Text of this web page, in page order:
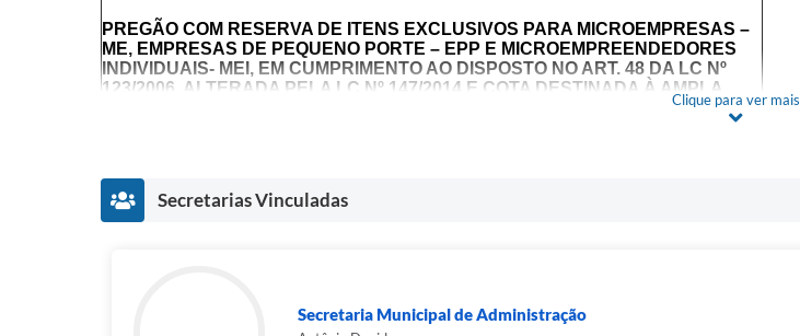
PREGÃO COM RESERVA DE ITENS EXCLUSIVOS PARA MICROEMPRESAS –
ME, EMPRESAS DE PEQUENO PORTE – EPP E MICROEMPREENDEDORES
INDIVIDUAIS- MEI, EM CUMPRIMENTO AO DISPOSTO NO ART. 48 DA LC Nº
123/2006, ALTERADA PELA LC Nº 147/2014 E COTA DESTINADA À AMPLA
* FAZER LEITURA INTEGRAL DESTE INSTRUMENTO POR CONSTANTES
MUDANÇAS NOS TERMOS.
Não havendo expediente na data supracitada, a data limite para encaminhamento
das Propostas Comerciais, bem como a data para a sessão do Pregão ficarão
prorrogadas para o primeiro dia útil subsequente, nos mesmos horários.
Clique para ver mais
Secretarias Vinculadas
Secretaria Municipal de Administração